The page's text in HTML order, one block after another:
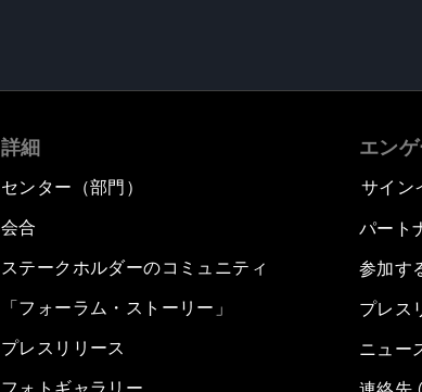
詳細
センター（部門）
会合
ステークホルダーのコミュニティ
「フォーラム・ストーリー」
プレスリリース
エン
サイン
パート
参加す
プレス
ニュー